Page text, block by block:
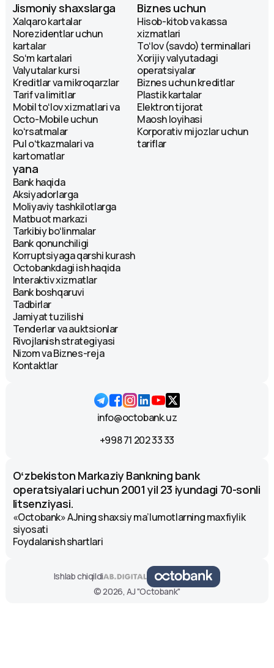
Jismoniy shaxslarga
Xalqaro kartalar
Norezidentlar uchun
kartalar
Soʻm kartalari
Valyutalar kursi
Kreditlar va mikroqarzlar
Tarif va limitlar
Mobil toʻlov xizmatlari va
Octo-Mobile uchun
koʻrsatmalar
Pul oʻtkazmalari va
kartomatlar
Biznes uchun
Hisob-kitob va kassa
xizmatlari
Toʻlov (savdo) terminallari
Xorijiy valyutadagi
operatsiyalar
Biznes uchun kreditlar
Plastik kartalar
Elektron tijorat
Maosh loyihasi
Korporativ mijozlar uchun
tariflar
yana
Bank haqida
Aksiyadorlarga
Moliyaviy tashkilotlarga
Matbuot markazi
Tarkibiy boʻlinmalar
Bank qonunchiligi
Korruptsiyaga qarshi kurash
Octobankdagi ish haqida
Interaktiv xizmatlar
Bank boshqaruvi
Tadbirlar
Jamiyat tuzilishi
Tenderlar va auktsionlar
Rivojlanish strategiyasi
Nizom va Biznes-reja
Kontaktlar
info@octobank.uz
+998 71 202 33 33
Oʻzbekiston Markaziy Bankning bank
operatsiyalari uchun 2001 yil 23 iyundagi 70-sonli
litsenziyasi.
«Octobank» AJning shaxsiy ma’lumotlarning maxfiylik
siyosati
Foydalanish shartlari
Ishlab chiqildi
© 2026, AJ "Octobank"